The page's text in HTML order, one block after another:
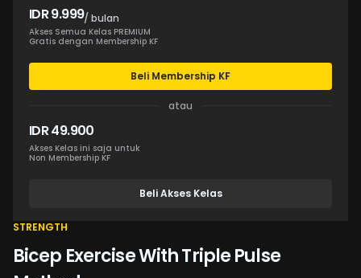
IDR 9.999/ bulan
Akses Semua Kelas PREMIUM
Gratis dengan Membership KF
Beli Membership KF
atau
IDR 49.900
Akses Kelas ini saja untuk
Non Membership KF
Beli Akses Kelas
STRENGTH
Bicep Exercise With Triple Pulse